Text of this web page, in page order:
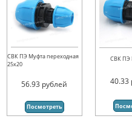
СВК ПЭ Муфта переходная
25х20
56.93 рублей
Посмотреть
СВК ПЭ
40.33